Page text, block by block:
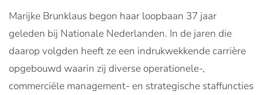
Marijke Brunklaus begon haar loopbaan 37 jaar
geleden bij Nationale Nederlanden. In de jaren die
daarop volgden heeft ze een indrukwekkende carrière
opgebouwd waarin zij diverse operationele-,
commerciële management- en strategische staffuncties